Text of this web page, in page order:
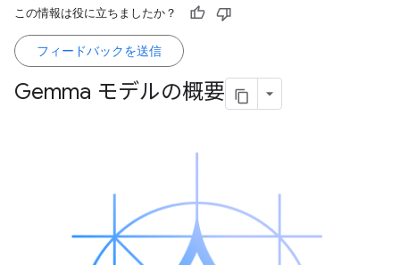
この情報は役に立ちましたか？
フィードバックを送信
Gemma モデルの概要